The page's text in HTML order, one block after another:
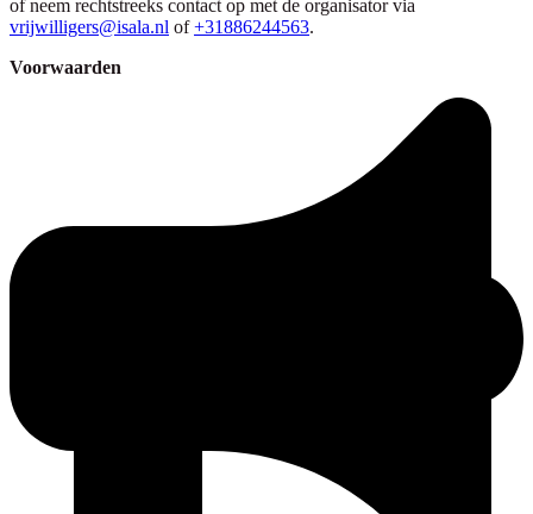
of neem rechtstreeks contact op met de organisator via
vrijwilligers@isala.nl of +31886244563.
Voorwaarden